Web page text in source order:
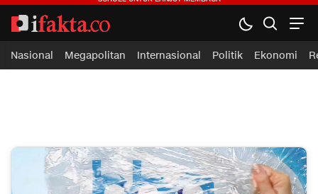
Nasional Megapolitan Internasional Politik Ekonomi